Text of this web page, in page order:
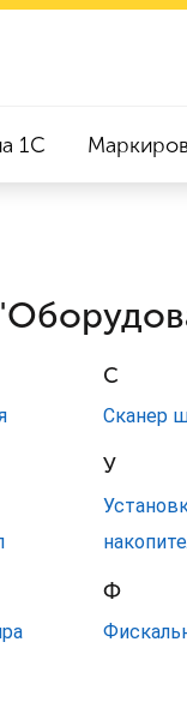
1С
С
Сканер
У
Ф